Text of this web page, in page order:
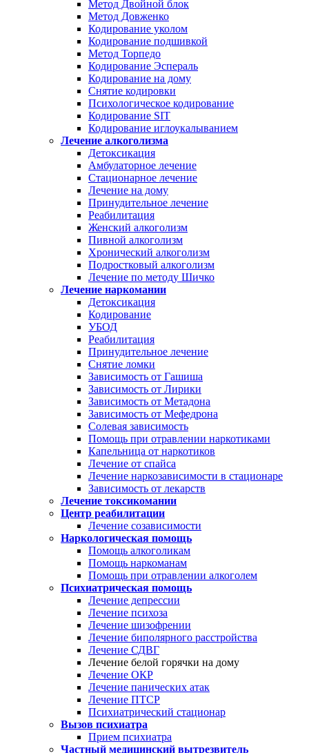
Метод Двойной блок
Метод Довженко
Кодирование уколом
Кодирование подшивкой
Метод Торпедо
Кодирование Эспераль
Кодирование на дому
Снятие кодировки
Психологическое кодирование
Кодирование SIT
Кодирование иглоукалыванием
Лечение алкоголизма
Детоксикация
Амбулаторное лечение
Стационарное лечение
Лечение на дому
Принудительное лечение
Реабилитация
Женский алкоголизм
Пивной алкоголизм
Хронический алкоголизм
Подростковый алкоголизм
Лечение по методу Шичко
Лечение наркомании
Детоксикация
Кодирование
УБОД
Реабилитация
Принудительное лечение
Снятие ломки
Зависимость от Гашиша
Зависимость от Лирики
Зависимость от Метадона
Зависимость от Мефедрона
Солевая зависимость
Помощь при отравлении наркотиками
Капельница от наркотиков
Лечение от спайса
Лечение наркозависимости в стационаре
Зависимость от лекарств
Лечение токсикомании
Центр реабилитации
Лечение созависимости
Наркологическая помощь
Помощь алкоголикам
Помощь наркоманам
Помощь при отравлении алкоголем
Психиатрическая помощь
Лечение депрессии
Лечение психоза
Лечение шизофрении
Лечение биполярного расстройства
Лечение СДВГ
Лечение белой горячки на дому
Лечение ОКР
Лечение панических атак
Лечение ПТСР
Психиатрический стационар
Вызов психиатра
Прием психиатра
Частный медицинский вытрезвитель